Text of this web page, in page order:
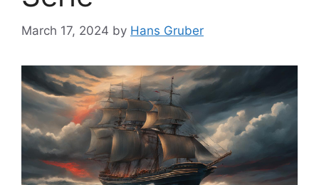
March 17, 2024 by Hans Gruber